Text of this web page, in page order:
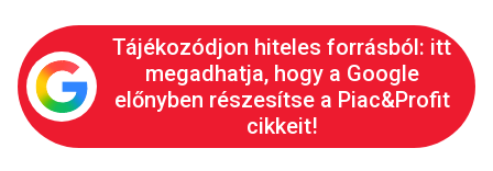
Tájékozódjon hiteles forrásból: itt
megadhatja, hogy a Google
előnyben részesítse a Piac&Profit
cikkeit!